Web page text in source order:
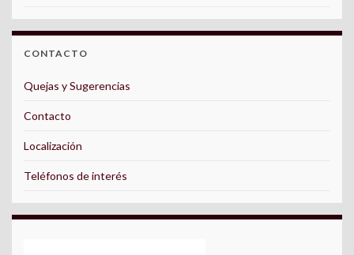
CONTACTO
Quejas y Sugerencias
Contacto
Localización
Teléfonos de interés